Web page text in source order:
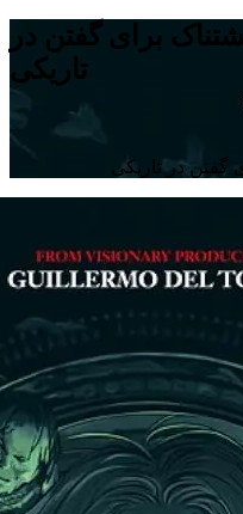
برای گفتن در
تاریکی
گفتن در تاریکی